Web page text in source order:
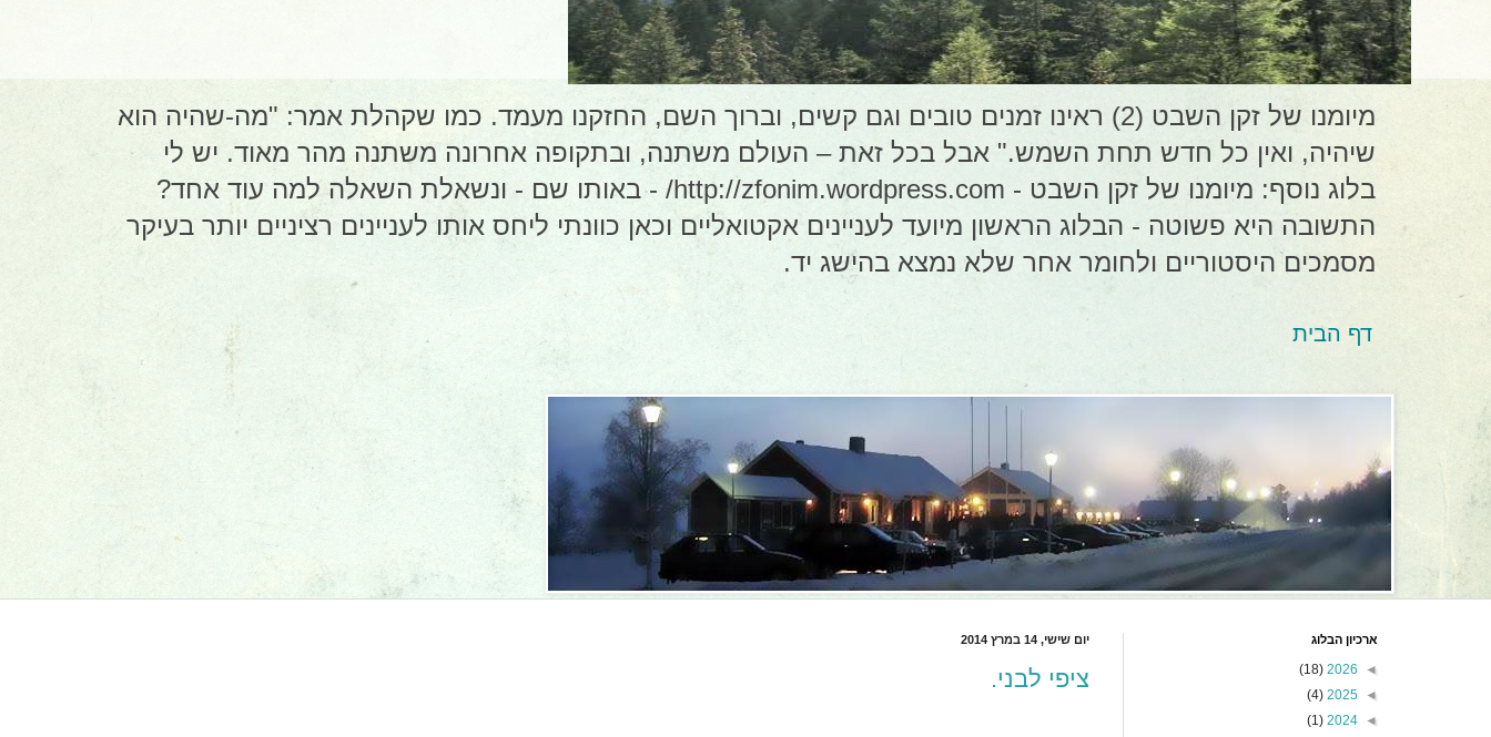
מיומנו של זקן השבט (2) ראינו זמנים טובים וגם קשים, וברוך השם, החזקנו מעמד. כמו שקהלת אמר: "מה-שהיה הוא
שיהיה, ואין כל חדש תחת השמש." אבל בכל זאת – העולם משתנה, ובתקופה אחרונה משתנה מהר מאוד. יש לי
בלוג נוסף: מיומנו של זקן השבט - http://zfonim.wordpress.com/ - באותו שם - ונשאלת השאלה למה עוד אחד?
התשובה היא פשוטה - הבלוג הראשון מיועד לעניינים אקטואליים וכאן כוונתי ליחס אותו לעניינים רציניים יותר בעיקר
מסמכים היסטוריים ולחומר אחר שלא נמצא בהישג יד.
דף הבית
יום שישי, 14 במרץ 2014
ציפי לבני.
ארכיון הבלוג
◄
2026
(18)
◄
2025
(4)
◄
2024
(1)